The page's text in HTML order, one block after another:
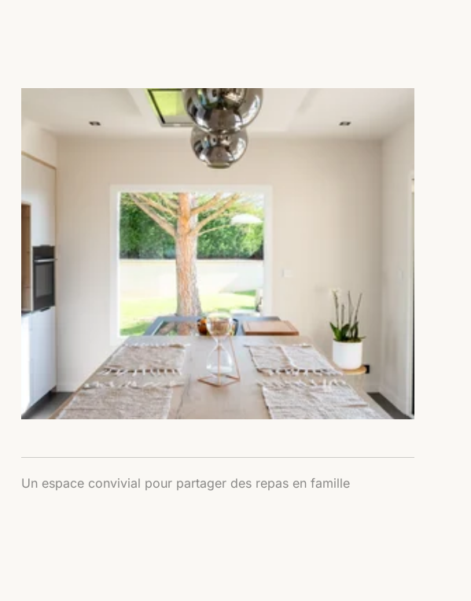
Un espace convivial pour partager des repas en famille